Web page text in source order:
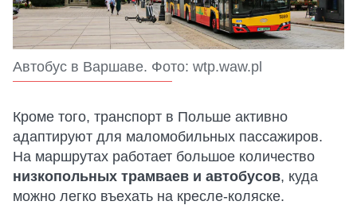
Автобус в Варшаве. Фото: wtp.waw.pl
Кроме того, транспорт в Польше активно
адаптируют для маломобильных пассажиров.
На маршрутах работает большое количество
низкопольных трамваев и автобусов, куда
можно легко въехать на кресле-коляске.